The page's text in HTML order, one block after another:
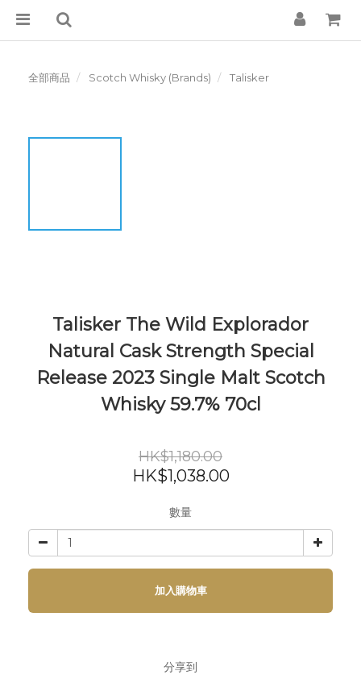
全部商品 Scotch Whisky (Brands) Talisker
Talisker The Wild Explorador
Natural Cask Strength Special
Release 2023 Single Malt Scotch
Whisky 59.7% 70cl
HK$1,180.00
HK$1,038.00
數量
加入購物車
分享到